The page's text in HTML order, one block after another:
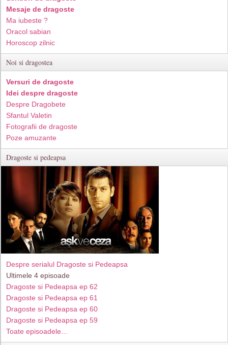
Mesaje de dragoste
Ma iubeste ?
Oracol sabian
Horoscop zilnic
Noi si dragostea
Versuri de dragoste
Idei despre dragoste
Despre Dragobete
Sfantul Valetin
Fotografii de dragoste
Poze amuzante
Dragoste si pedeapsa
Despre serialul Dragoste si Pedeapsa
Ultimele 4 episoade
Dragoste si Pedeapsa ep 62
Dragoste si Pedeapsa ep 61
Dragoste si Pedeapsa ep 60
Dragoste si Pedeapsa ep 59
Toate episoadele...